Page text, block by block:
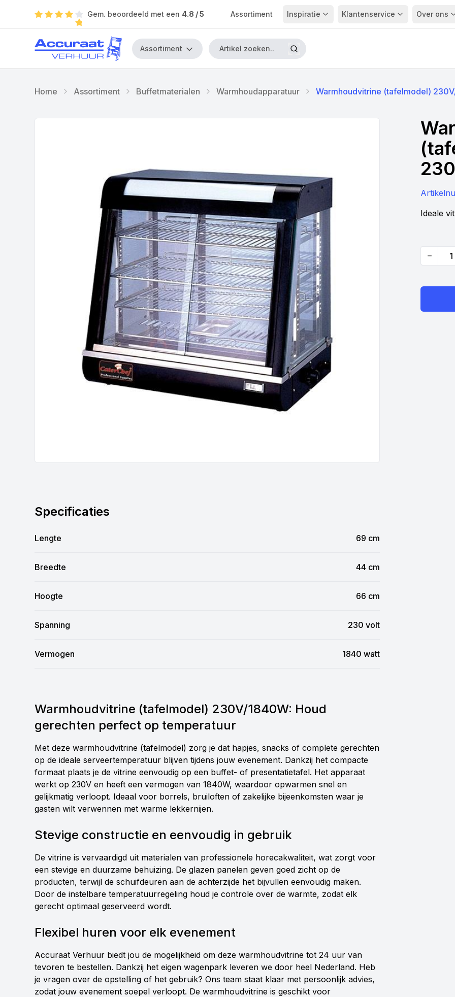
Gem. beoordeeld met een 4.8 / 5 Assortiment Inspiratie Klantenservice Over ons
Assortiment
Home Assortiment Buffetmaterialen Warmhoudapparatuur Warmhoudvitrine (tafelmodel)
Ideale
Quantity
Specificaties
Lengte 69 cm
Breedte 44 cm
Hoogte 66 cm
Spanning 230 volt
Vermogen 1840 watt
Warmhoudvitrine (tafelmodel) 230V/1840W: Houd
gerechten perfect op temperatuur
Met deze warmhoudvitrine (tafelmodel) zorg je dat hapjes, snacks of complete gerechten
op de ideale serveertemperatuur blijven tijdens jouw evenement. Dankzij het compacte
formaat plaats je de vitrine eenvoudig op een buffet- of presentatietafel. Het apparaat
werkt op 230V en heeft een vermogen van 1840W, waardoor opwarmen snel en
gelijkmatig verloopt. Ideaal voor borrels, bruiloften of zakelijke bijeenkomsten waar je
gasten wilt verwennen met warme lekkernijen.
Stevige constructie en eenvoudig in gebruik
De vitrine is vervaardigd uit materialen van professionele horecakwaliteit, wat zorgt voor
een stevige en duurzame behuizing. De glazen panelen geven goed zicht op de
producten, terwijl de schuifdeuren aan de achterzijde het bijvullen eenvoudig maken.
Door de instelbare temperatuurregeling houd je controle over de warmte, zodat elk
gerecht optimaal geserveerd wordt.
Flexibel huren voor elk evenement
Accuraat Verhuur biedt jou de mogelijkheid om deze warmhoudvitrine tot 24 uur van
tevoren te bestellen. Dankzij het eigen wagenpark leveren we door heel Nederland. Heb
je vragen over de opstelling of het gebruik? Ons team staat klaar met persoonlijk advies,
zodat jouw evenement soepel verloopt. De warmhoudvitrine is geschikt voor